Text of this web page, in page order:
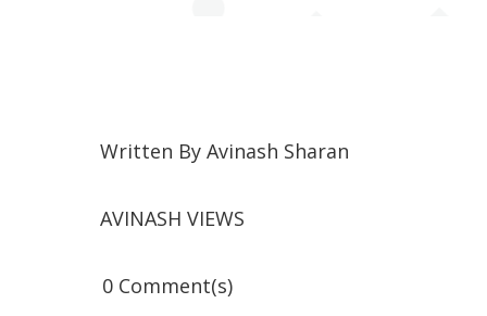
Written By Avinash Sharan
AVINASH VIEWS
0 Comment(s)